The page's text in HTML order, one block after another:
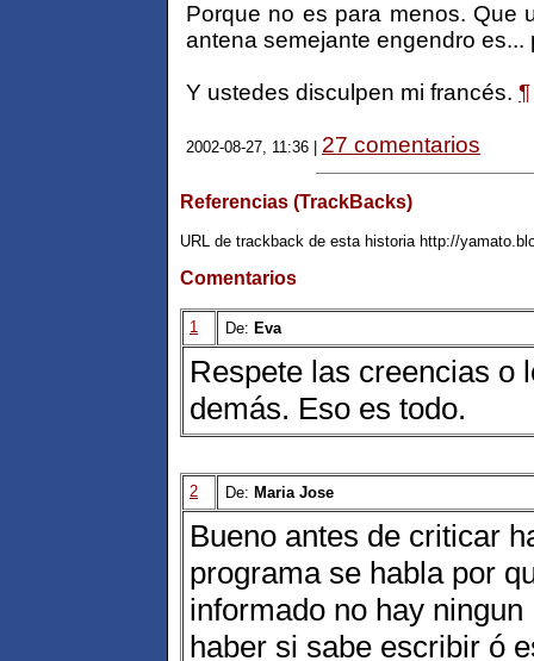
Porque no es para menos. Que
antena semejante engendro
Y ustedes disculpen mi francés. ¶
2002-08-27, 11:36 | 27 comentarios
Referencias (TrackBacks)
URL de trackback de esta historia http://
Comentarios
1 De: Eva
Respete las creencias o
demás. Eso es todo.
2 De: Maria Jose
Bueno antes de criticar
programa se habla por
informado no hay
haber si sabe escribir ó